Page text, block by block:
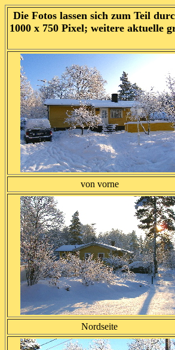
Die Fotos lassen sich zum Teil
1000 x 750 Pixel; weitere aktuelle
von vorne
Nordseite